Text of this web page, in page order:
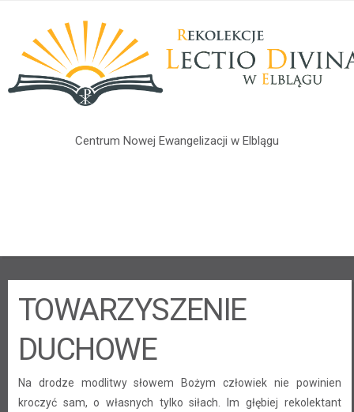
Centrum Nowej Ewangelizacji w Elblągu
TOWARZYSZENIE
DUCHOWE
Na drodze modlitwy słowem Bożym człowiek nie powinien
kroczyć sam, o własnych tylko siłach. Im głębiej rekolektant